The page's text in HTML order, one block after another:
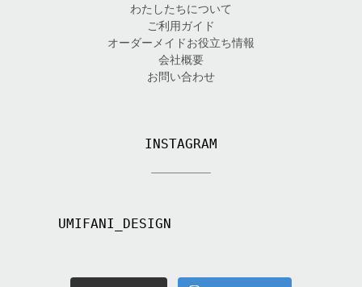
わたしたちについて
ご利用ガイド
オーダーメイドお役立ち情報
会社概要
お問い合わせ
INSTAGRAM
UMIFANI_DESIGN